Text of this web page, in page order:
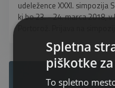
udeležence XXXI. simpozija
ki bo 23. - 24. marca 2018,
Spletna
piškotke
To spletno